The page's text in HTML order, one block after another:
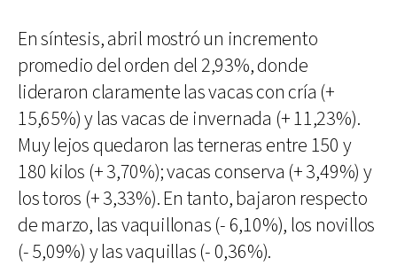
En síntesis, abril mostró un incremento
promedio del orden del 2,93%, donde
lideraron claramente las vacas con cría (+
15,65%) y las vacas de invernada (+ 11,23%).
Muy lejos quedaron las terneras entre 150 y
180 kilos (+ 3,70%); vacas conserva (+ 3,49%) y
los toros (+ 3,33%). En tanto, bajaron respecto
de marzo, las vaquillonas (- 6,10%), los novillos
(- 5,09%) y las vaquillas (- 0,36%).